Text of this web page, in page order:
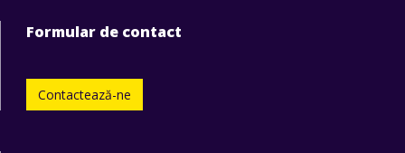
Formular de contact
Contactează-ne